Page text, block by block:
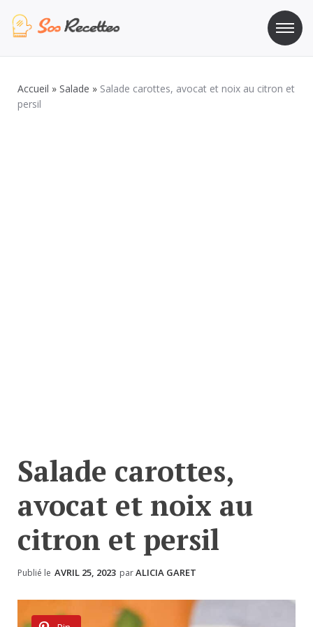
au
Accueil » Salade » Salade carottes, avocat et noix au citron et
persil
Salade carottes,
avocat et noix au
citron et persil
Publié le AVRIL 25, 2023 parALICIA GARET